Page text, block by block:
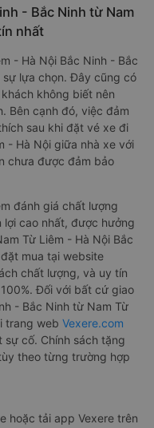
- Bắc Ninh từ Nam
nhất
- Hà Nội Bắc Ninh - Bắc
lựa chọn. Đây cũng có
không biết nên
Bên cạnh đó, việc đảm
sau khi đặt vé xe đi
- Hà Nội giữa nhà xe với
chưa được đảm bảo
đánh giá chất lượng
cao nhất, được hưởng
Từ Liêm - Hà Nội Bắc
mua tại website
chất lượng, và uy tín
Đối với bất cứ giao
- Bắc Ninh từ Nam Từ
trang web Vexere.com
cố. Chính sách tặng
theo từng trường hợp
hoặc tải app Vexere trên